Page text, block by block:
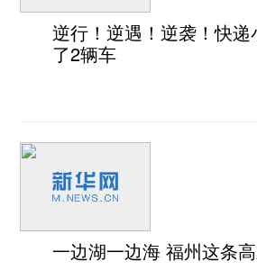
逆行！逆遇！逆袭！快
了2辆车
一边湖一边海 福州这条